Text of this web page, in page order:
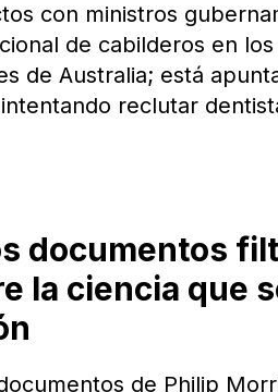
con ministros
de cabilderos en
de Australia; está
reclutar
documentos
la ciencia que
de Philip